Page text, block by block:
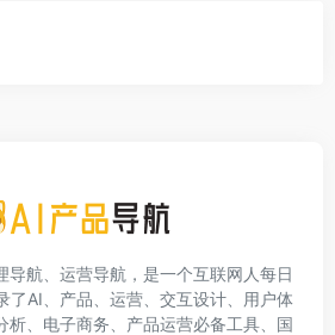
导航、运营导航，是一个互联网人每日
了AI、产品、运营、交互设计、用户体
析、电子商务、产品运营必备工具、国